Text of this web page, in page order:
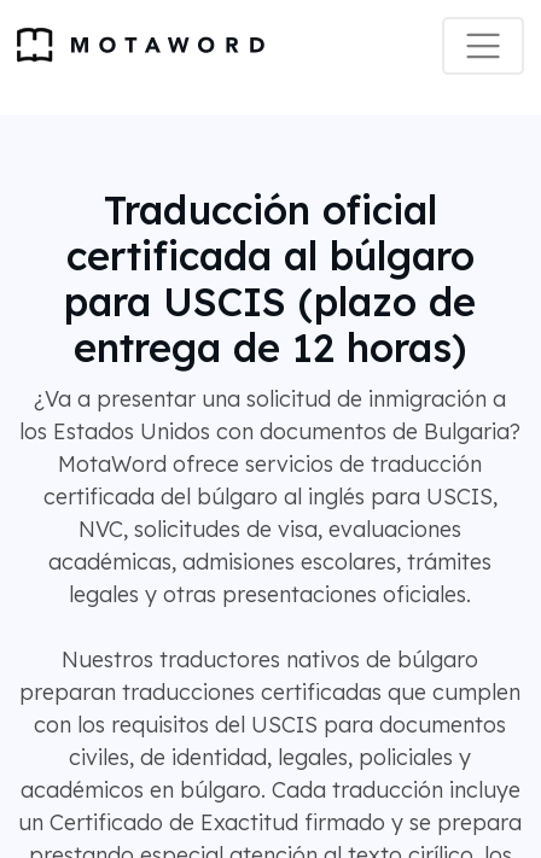
Traducción oficial
certificada al búlgaro
para USCIS (plazo de
entrega de 12 horas)
¿Va a presentar una solicitud de inmigración a
los Estados Unidos con documentos de Bulgaria?
MotaWord ofrece servicios de traducción
certificada del búlgaro al inglés para USCIS,
NVC, solicitudes de visa, evaluaciones
académicas, admisiones escolares, trámites
legales y otras presentaciones oficiales.
Nuestros traductores nativos de búlgaro
preparan traducciones certificadas que cumplen
con los requisitos del USCIS para documentos
civiles, de identidad, legales, policiales y
académicos en búlgaro. Cada traducción incluye
un Certificado de Exactitud firmado y se prepara